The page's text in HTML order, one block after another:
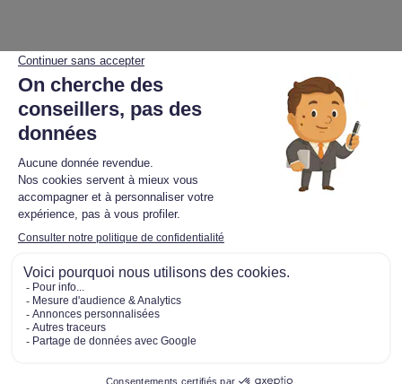
Intéressé ?
Postulez dès maintenant !
Nom*
Prénom*